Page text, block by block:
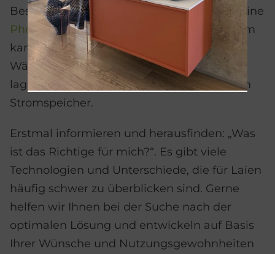
Besonders gut eignet sich als Ergänzung eine
Photovoltaik-Anlage
. Der gewonnene Strom
kann direkt für den Betrieb der
Wärmepumpe genutzt werden oder man
lagert ihn für den späteren Bedarf in einem
Stromspeicher.
Erstmal informieren und herausfinden: „Was
ist das Richtige für mich?“. Es gibt viele
Technologien und Unterschiede, die für Laien
häufig schwer zu überblicken sind. Gerne
helfen wir Ihnen bei der Suche nach der
optimalen Lösung und entwickeln auf Basis
Ihrer Wünsche und Nutzungsgewohnheiten